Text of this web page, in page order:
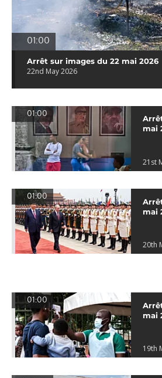
01:00
Arrêt sur images du 22 mai 2026
22nd May 2026
01:00
mai
21st
01:00
mai
20th
01:00
mai
19th